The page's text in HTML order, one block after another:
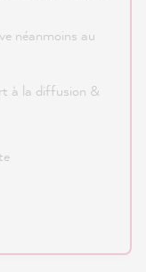
néanmoins au
à la diffusion &